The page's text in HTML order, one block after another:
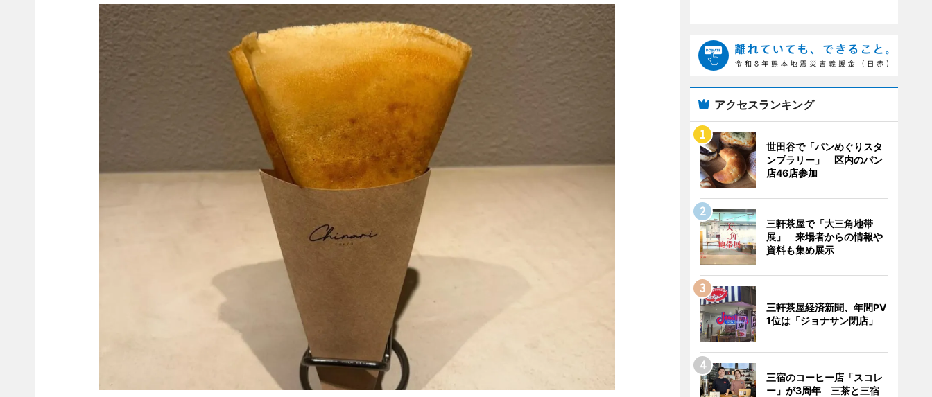
アクセスランキング
世田谷で「パンめぐりスタ
ンプラリー」 区内のパン
店46店参加
三軒茶屋で「大三角地帯
展」 来場者からの情報や
資料も集め展示
三軒茶屋経済新聞、年間PV
1位は「ジョナサン閉店」
三宿のコーヒー店「スコレ
ー」が3周年 三茶と三宿